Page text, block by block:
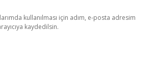
kullanılması için adım, e-posta adresim
kaydedilsin.